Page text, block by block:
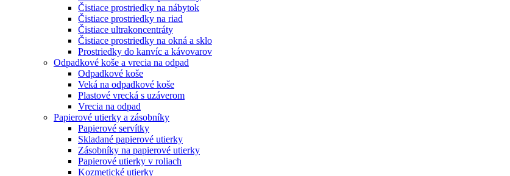
Čistiace prostriedky na nábytok
Čistiace prostriedky na riad
Čistiace ultrakoncentráty
Čistiace prostriedky na okná a sklo
Prostriedky do kanvíc a kávovarov
Odpadkové koše a vrecia na odpad
Odpadkové koše
Veká na odpadkové koše
Plastové vrecká s uzáverom
Vrecia na odpad
Papierové utierky a zásobníky
Papierové servítky
Skladané papierové utierky
Zásobníky na papierové utierky
Papierové utierky v roliach
Kozmetické utierky